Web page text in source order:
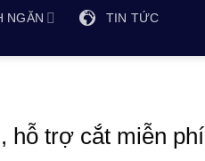
NGĂN TIN TỨC
hỗ trợ cắt miễn phí